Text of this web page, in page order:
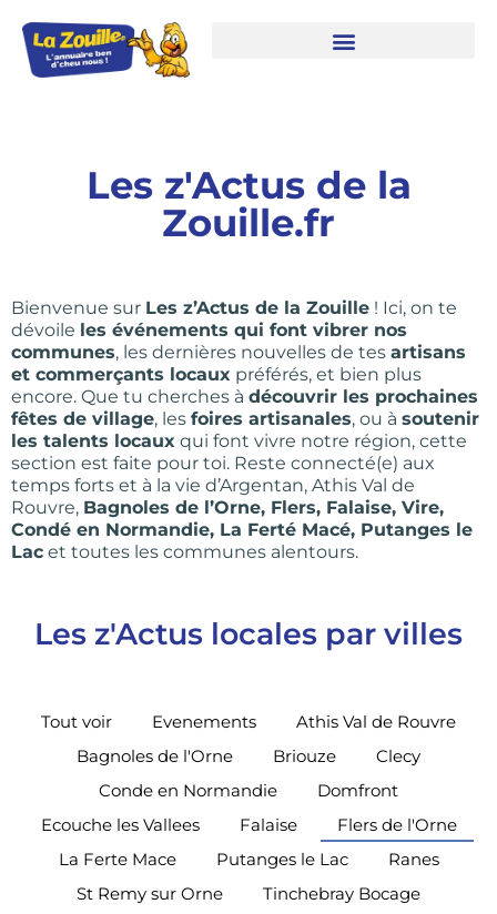
Les z'Actus de la
Zouille.fr
Bienvenue sur Les z’Actus de la Zouille ! Ici, on te
dévoile les événements qui font vibrer nos
communes, les dernières nouvelles de tes artisans
et commerçants locaux préférés, et bien plus
encore. Que tu cherches à découvrir les prochaines
fêtes de village, les foires artisanales, ou à soutenir
les talents locaux qui font vivre notre région, cette
section est faite pour toi. Reste connecté(e) aux
temps forts et à la vie d’Argentan, Athis Val de
Rouvre, Bagnoles de l’Orne, Flers, Falaise, Vire,
Condé en Normandie, La Ferté Macé, Putanges le
Lac et toutes les communes alentours.
Les z'Actus locales par villes
Tout voir Evenements
Athis Val de Rouvre
Bagnoles de l'Orne
Briouze
Clecy
Conde en Normandie
Domfront
Ecouche les Vallees
Falaise
Flers de l'Orne
La Ferte Mace
Putanges le Lac
Ranes
St Remy sur Orne
Tinchebray Bocage